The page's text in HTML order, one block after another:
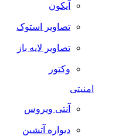
آیکون
تصاویر استوک
تصاویر لایه باز
وکتور
امنیتی
آنتی ویروس
دیواره آتشین